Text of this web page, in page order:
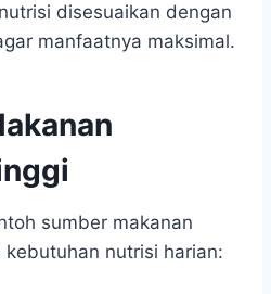
disesuaikan dengan
manfaatnya maksimal.
sumber makanan
nutrisi harian: